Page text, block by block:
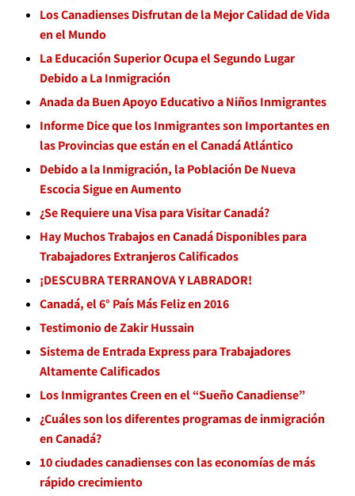
Los Canadienses Disfrutan de la Mejor Calidad de Vida
en el Mundo
La Educación Superior Ocupa el Segundo Lugar
Debido a La Inmigración
Anada da Buen Apoyo Educativo a Niños Inmigrantes
Informe Dice que los Inmigrantes son Importantes en
las Provincias que están en el Canadá Atlántico
Debido a la Inmigración, la Población De Nueva
Escocia Sigue en Aumento
¿Se Requiere una Visa para Visitar Canadá?
Hay Muchos Trabajos en Canadá Disponibles para
Trabajadores Extranjeros Calificados
¡DESCUBRA TERRANOVA Y LABRADOR!
Canadá, el 6° País Más Feliz en 2016
Testimonio de Zakir Hussain
Sistema de Entrada Express para Trabajadores
Altamente Calificados
Los Inmigrantes Creen en el “Sueño Canadiense”
¿Cuáles son los diferentes programas de inmigración
en Canadá?
10 ciudades canadienses con las economías de más
rápido crecimiento